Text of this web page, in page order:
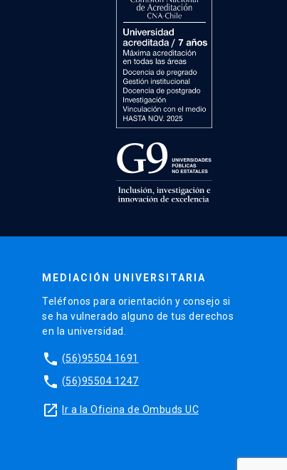
MEDIACIÓN UNIVERSITARIA
Teléfonos para orientación y consejo si
se ha vulnerado alguno de tus derechos
en la universidad.
phone (56)95504 1691
phone (56)95504 1247
launch Ir a la Oficina de Ombuds UC